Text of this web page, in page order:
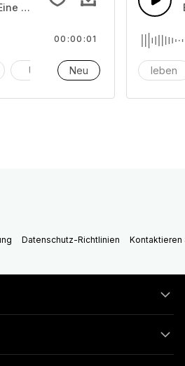
Ansammlung von Countdown-
Uhr Alarm
00:00:01
Neu leben
Datenschutz-Richtlinien Kontaktieren